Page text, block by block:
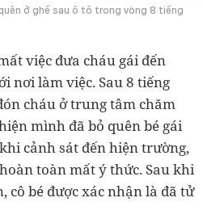
ở ghế sau ô tô trong vòng 8 tiếng
việc đưa cháu gái đến
nơi làm việc. Sau 8 tiếng
cháu ở trung tâm chăm
mình đã bỏ quên bé gái
cảnh sát đến hiện trường,
toàn mất ý thức. Sau khi
cô bé được xác nhận là đã tử